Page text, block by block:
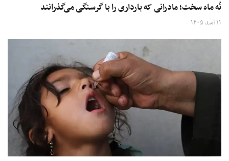
نُه ماه سخت؛ مادرانی که بارداری را با گرسنگی می‌گذرانند
۱۱ اسد ۱۴۰۵